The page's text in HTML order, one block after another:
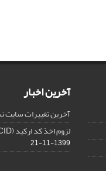
آخرین اخبار
آخرین تغییرات سایت
لزوم اخذ کد ارکید (ORCID) برای هر نویسنده
1399-11-21